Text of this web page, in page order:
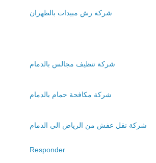
شركة رش مبيدات بالظهران
شركة تنظيف مجالس بالدمام
شركة مكافحة حمام بالدمام
شركة نقل عفش من الرياض الي الدمام
Responder